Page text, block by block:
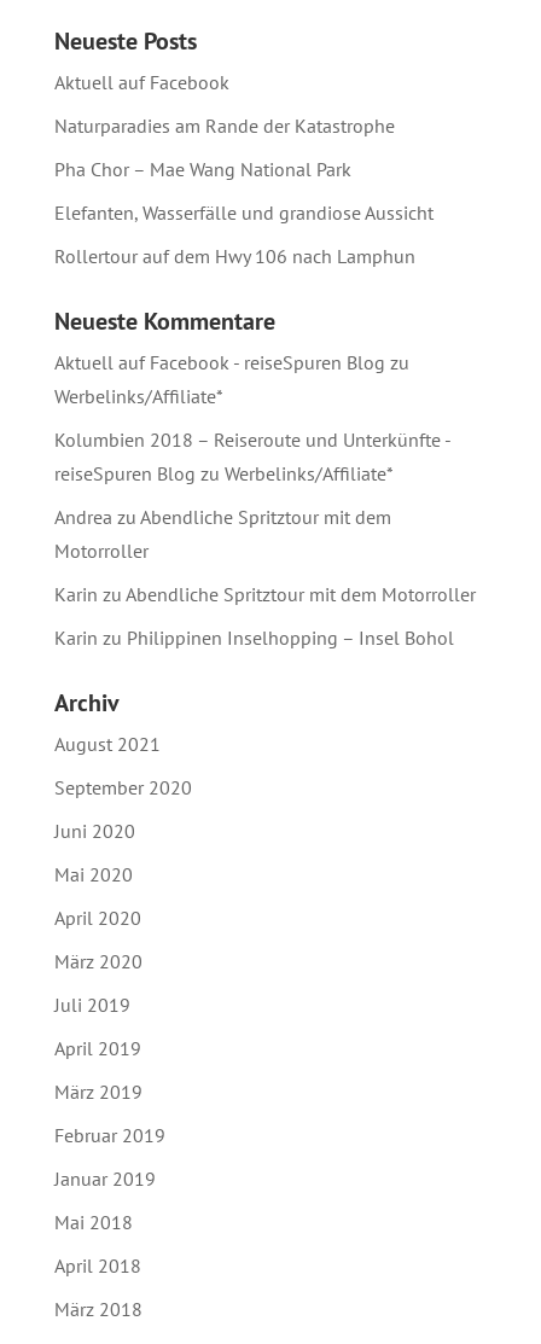
Neueste Posts
Aktuell auf Facebook
Naturparadies am Rande der Katastrophe
Pha Chor – Mae Wang National Park
Elefanten, Wasserfälle und grandiose Aussicht
Rollertour auf dem Hwy 106 nach Lamphun
Neueste Kommentare
Aktuell auf Facebook - reiseSpuren Blog zu
Werbelinks/Affiliate*
Kolumbien 2018 – Reiseroute und Unterkünfte -
reiseSpuren Blog zu Werbelinks/Affiliate*
Andrea zu Abendliche Spritztour mit dem
Motorroller
Karin zu Abendliche Spritztour mit dem Motorroller
Karin zu Philippinen Inselhopping – Insel Bohol
Archiv
August 2021
September 2020
Juni 2020
Mai 2020
April 2020
März 2020
Juli 2019
April 2019
März 2019
Februar 2019
Januar 2019
Mai 2018
April 2018
März 2018